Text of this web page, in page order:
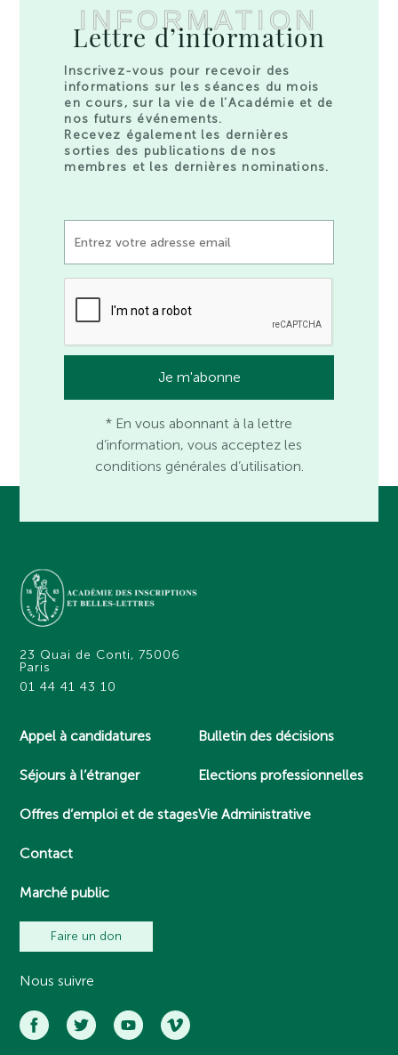
INFORMATION
Lettre d’information
Inscrivez-vous pour recevoir des
informations sur les séances du mois
en cours, sur la vie de l’Académie et de
nos futurs événements.
Recevez également les dernières
sorties des publications de nos
membres et les dernières nominations.
* En vous abonnant à la lettre
d’information, vous acceptez les
conditions générales d’utilisation.
23 Quai de Conti, 75006
Paris
01 44 41 43 10
Appel à candidatures
Séjours à l’étranger
Offres d’emploi et de stages
Contact
Marché public
Bulletin des décisions
Elections professionnelles
Vie Administrative
Faire un don
Nous suivre